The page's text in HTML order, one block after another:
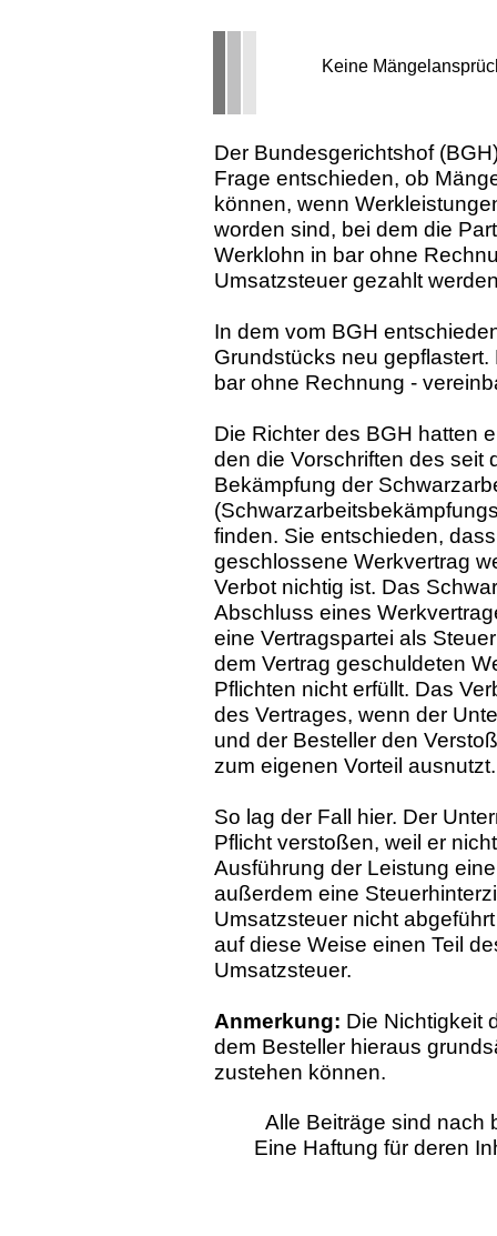
Keine
Der Bundesgerichtshof
Frage entschieden, ob
können, wenn
worden sind, bei dem die
Werklohn in bar ohne
Umsatzsteuer gezahlt
In dem vom BGH
Grundstücks neu
bar ohne Rechnung -
Die Richter des BGH hatten
den die Vorschriften des seit
Bekämpfung der
finden. Sie entschieden,
geschlossene Werkvertrag
Verbot nichtig ist. Das
Abschluss eines
eine Vertragspartei als
dem Vertrag geschuldeten
Pflichten nicht erfüllt. Das
des Vertrages, wenn der
und der Besteller den
zum eigenen Vorteil ausnutzt.
So lag der Fall hier. Der
Pflicht verstoßen, weil er
Ausführung der Leistung
außerdem eine
Umsatzsteuer nicht
auf diese Weise einen Teil
Umsatzsteuer.
Anmerkung: Die Nichtigkeit
dem Besteller hieraus
zustehen können.
Alle Beiträge sind nach
Eine Haftung für deren